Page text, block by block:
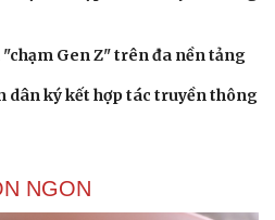
"chạm Gen Z" trên đa nền tảng
dân ký kết hợp tác truyền thông
NGON